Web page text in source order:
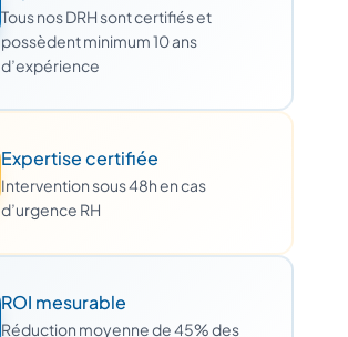
Tous nos DRH sont certifiés et
possèdent minimum 10 ans
d’expérience
Expertise certifiée
Intervention sous 48h en cas
d’urgence RH
ROI mesurable
Réduction moyenne de 45% des